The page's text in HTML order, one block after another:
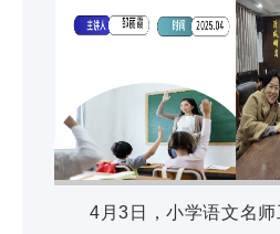
4月3日，小学语文名